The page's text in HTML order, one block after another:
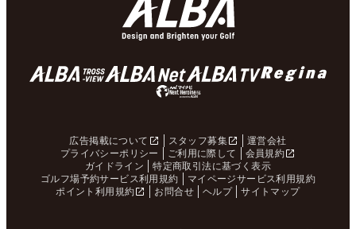
広告掲載について スタッフ募集
運営会社
プライバシーポリシー
ご利用に際して
会員規約
ガイドライン
特定商取引法に基づく表示
ゴルフ場予約サービス利用規約
マイページサービス利用規約
ポイント利用規約
お問合せ ヘルプ サイトマップ